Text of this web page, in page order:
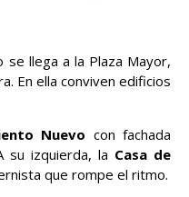
se llega a la Plaza Mayor,
En ella conviven edificios
Nuevo con fachada
su izquierda, la Casa de
que rompe el ritmo.